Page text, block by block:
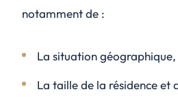
notamment de :
La situation géographique,
La taille de la résidence et